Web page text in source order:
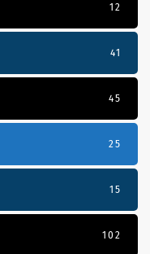
12
41
45
25
15
102